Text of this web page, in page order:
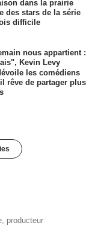
dans la prairie
des stars de la série
difficile
nous appartient :
Kevin Levy
les comédiens
rêve de partager plus
producteur